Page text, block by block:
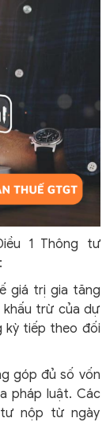
1 Thông tư
giá trị gia tăng
trừ của dự
kỳ tiếp theo đối
góp đủ số vốn
pháp luật. Các
nộp từ ngày